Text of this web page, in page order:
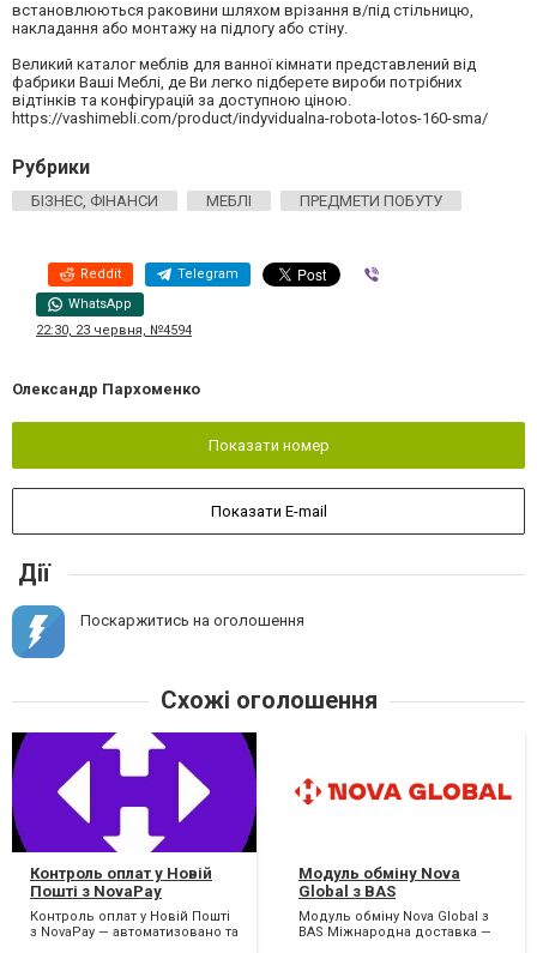
встановлюються раковини шляхом врізання в/під стільницю,
накладання або монтажу на підлогу або стіну.
Великий каталог меблів для ванної кімнати представлений від
фабрики Ваші Меблі, де Ви легко підберете вироби потрібних
відтінків та конфігурацій за доступною ціною.
https://vashimebli.com/product/indyvidualna-robota-lotos-160-sma/
Рубрики
БІЗНЕС, ФІНАНСИ МЕБЛІ ПРЕДМЕТИ ПОБУТУ
Reddit Telegram
WhatsApp
22:30, 23 червня, №4594
Олександр Пархоменко
Показати номер
Показати E-mail
Дії
Поскаржитись на оголошення
Схожі оголошення
Контроль оплат у Новій
Пошті з NovaPay
Контроль оплат у Новій Пошті
з NovaPay — автоматизовано та
Модуль обміну Nova
Global з BAS
Модуль обміну Nova Global з
BAS Міжнародна доставка —